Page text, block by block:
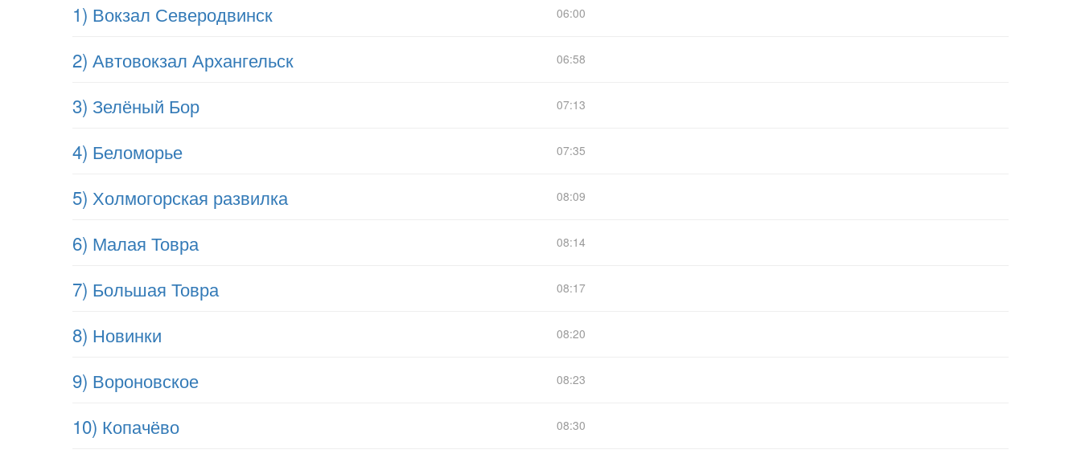
1) Вокзал Северодвинск 06:00
2) Автовокзал Архангельск 06:58
3) Зелёный Бор 07:13
4) Беломорье 07:35
5) Холмогорская развилка 08:09
6) Малая Товра 08:14
7) Большая Товра 08:17
8) Новинки 08:20
9) Вороновское 08:23
10) Копачёво 08:30